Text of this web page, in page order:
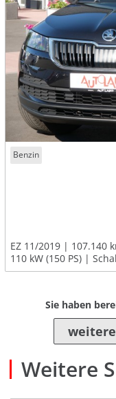
Benzin
EZ 11/2019
107.140
110 kW (150 PS)
Sie haben
Weitere